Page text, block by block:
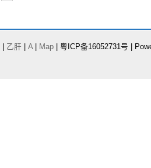
乙肝 A| Map | 粤ICP备16052731号 |